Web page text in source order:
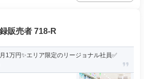
販売者 718-R
1万円✨エリア限定のリージョナル社員✅